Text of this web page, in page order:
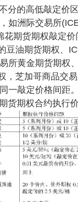
分的高低敲定价
如洲际交易所
花期货期权敲定
豆油期货期权、
所黄金期货期权
，芝加哥商品交
一敲定价格间距。
货期权合约执行